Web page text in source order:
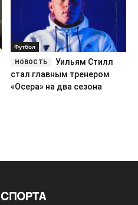
Футбол
Уильям Стилл
стал главным тренером
«Осера» на два сезона